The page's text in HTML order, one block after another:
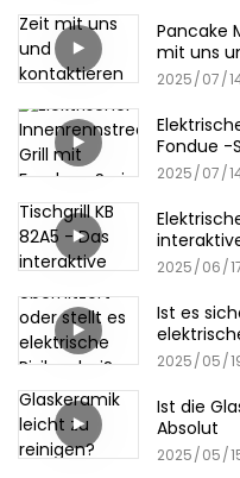
Pancake
mit uns
Tipps zu
2025 07
Fondue -
2025 07
2025 06
Ist es
2025 05
Ist die
Absolut
2025 05